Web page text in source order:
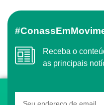
Receba o conteúdo semanal do Conass com
as principais